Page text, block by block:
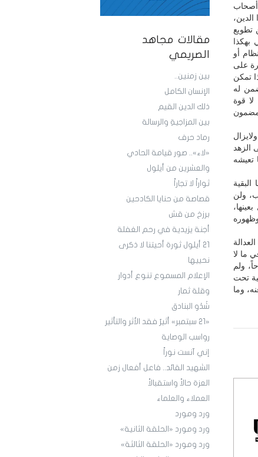
مقالات مجاهد
الصريمي
بين زمنين..
الإنسان الكامل
ذلك الدين القيم
بين المزاجيةِ والرسالة
رماد حرف
«لاء».. صور قيامة الحادي
والعشرين من أيلول
ثواراً لا تجاراً
قصاصة من حنايا الكادحين
برزخ من قش
أجنة يزيدية في رحم الغفلة
21 أيلول ثورة أحيتنا لا ذكرى
نحييها
الإعلام المسموع تنوع أدوار
وقلة ثمار
شَدْو البنادق
«21 سبتمبر» أثيرٌ فقد الأثر والتأثير
رواسب الوصاية
إني آنست نوراً
الشهيد القائد.. فاعل أفعال زمن
العزة حالاً واستقبالاً
العملاء والعلماء
ورد ومورد
ورد ومورد «الحلقة الثانية»
ورد ومورد «الحلقة الثالثة»
أصحاب
تطويع
بهكذا
أو
على
تمكن
له
لا قوة
الزهد
تعيشه
ولن
ما لا
ولم
تحت
وما